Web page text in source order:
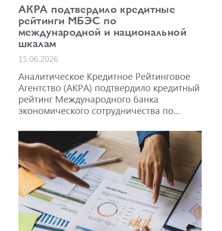
АКРА подтвердило кредитные
рейтинги МБЭС по
международной и национальной
шкалам
15.06.2026
Аналитическое Кредитное Рейтинговое
Агентство (АКРА) подтвердило кредитный
рейтинг Международного банка
экономического сотрудничества по
прогноз «Стабильный», и по
национальной шкале для Российской
Федерации на уровне AAA(RU), прогноз
«Стабильный». Также подтвержден
рейтинг облигаций МБЭС серий 001Р-02
(RU000A101RJ7), 002Р-03 (RU000A108Q03)
и 002Р-04 (RU000A10CC99) на уровне
AAA(RU).